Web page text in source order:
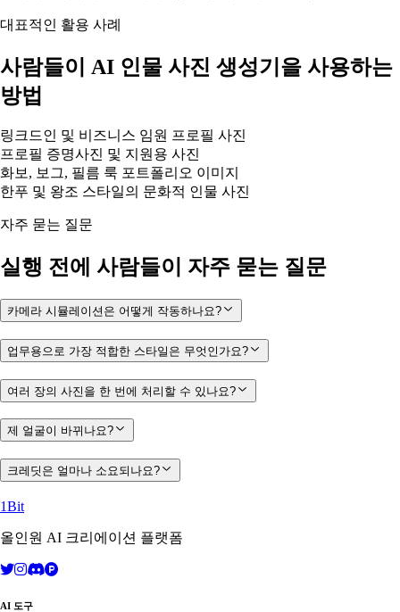
대표적인 활용 사례
사람들이 AI 인물 사진 생성기을 사용하는
방법
링크드인 및 비즈니스 임원 프로필 사진
프로필 증명사진 및 지원용 사진
화보, 보그, 필름 룩 포트폴리오 이미지
한푸 및 왕조 스타일의 문화적 인물 사진
자주 묻는 질문
실행 전에 사람들이 자주 묻는 질문
카메라 시뮬레이션은 어떻게 작동하나요?
업무용으로 가장 적합한 스타일은 무엇인가요?
여러 장의 사진을 한 번에 처리할 수 있나요?
제 얼굴이 바뀌나요?
크레딧은 얼마나 소요되나요?
1Bit
올인원 AI 크리에이션 플랫폼
AI 도구